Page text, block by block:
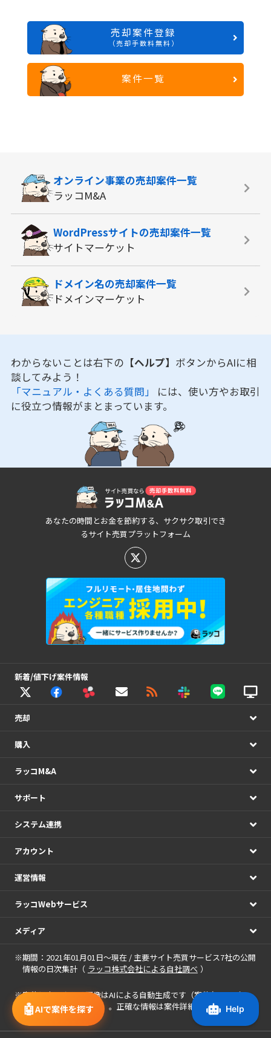
売却案件登録
（売却手数料無料）
案件一覧
🤖AIで案件を探す
オンライン事業の売却案件一覧
ラッコM&A
WordPressサイトの売却案件一覧
サイトマーケット
ドメイン名の売却案件一覧
ドメインマーケット
わからないことは右下の 【ヘルプ】 ボタンからAIに相
談してみよう！
「マニュアル・よくある質問」 には、使い方やお取引
に役立つ情報がまとまっています。
あなたの時間とお金を節約する、サクサク取引でき
るサイト売買プラットフォーム
新着/値下げ案件情報
売却
購入
ラッコM&A
サポート
システム連携
アカウント
運営情報
ラッコWebサービス
メディア
※期間：2021年01月01日～現在 / 主要サイト売買サービス7社の公開
情報の日次集計（ ラッコ株式会社による自社調べ ）
※案件に表示される画像はAIによる自動生成です（案件名・アピー
ルポイントを基に作成）。正確な情報は案件詳細をご確認くださ
い。